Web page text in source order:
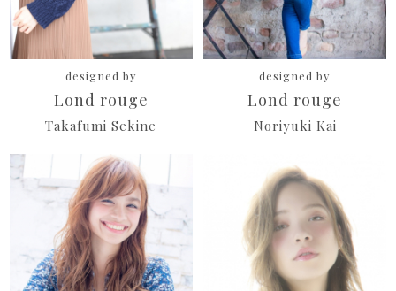
designed by
Lond rouge
Takafumi Sekine
designed by
Lond rouge
Noriyuki Kai